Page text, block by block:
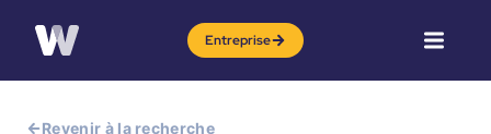
Entreprise
Revenir à la recherche